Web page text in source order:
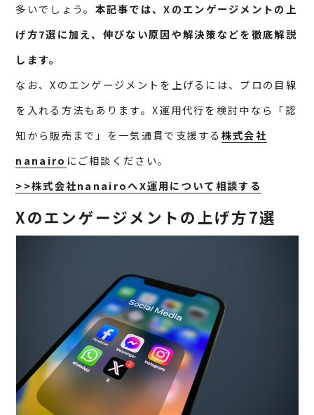
多いでしょう。 本記事では、Xのエンゲージメントの上
げ方7選に加え、伸びない原因や解決策などを徹底解説
します。
なお、Xのエンゲージメントを上げるには、プロの目線
を入れる方法もあります。X運用代行を検討中なら「認
知から販売まで」を一気通貫で支援する 株式会社
nanairo にご相談ください。
>>株式会社nanairoへX運用について相談する
Xのエンゲージメントの上げ方7選